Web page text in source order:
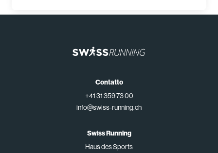
Contatto
+41 31 359 73 00
info@swiss-running.ch
Swiss Running
Haus des Sports